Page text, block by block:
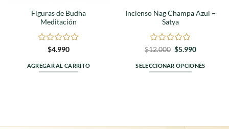
Figuras de Budha
Meditación
Valorado
0
de
$4.990
AGREGAR AL CARRITO
Incienso Nag Champa Azul –
Satya
Valorado
0
de
$12.000 El
original
era:
$5.990El
actual
es:
SELECCIONAR OPCIONES